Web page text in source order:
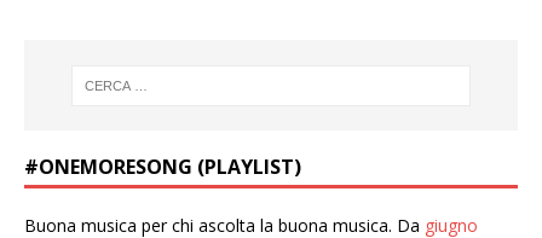
#ONEMORESONG (PLAYLIST)
Buona musica per chi ascolta la buona musica. Da giugno